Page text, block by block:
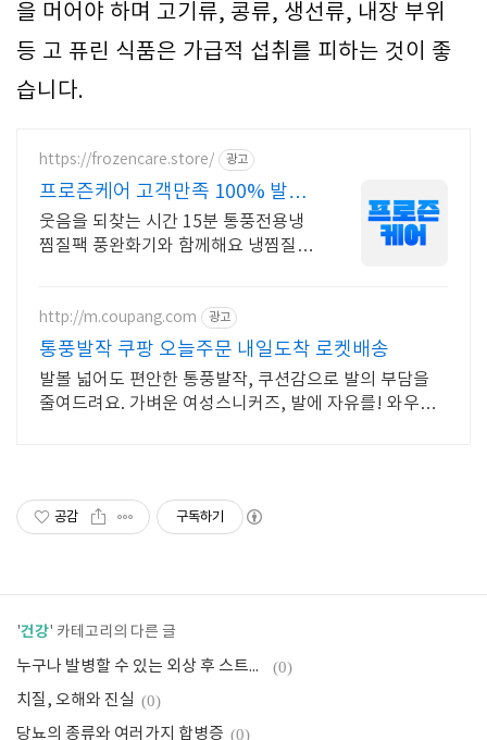
을 머어야 하며 고기류, 콩류, 생선류, 내장 부위
등 고 퓨린 식품은 가급적 섭취를 피하는 것이 좋
습니다.
https://frozencare.store/ 광고
프로즌케어 고객만족 100% 발냉
찜질기
웃음을 되찾는 시간 15분 통풍전용냉
찜질팩 풍완화기와 함께해요 냉찜질은
http://m.coupang.com 광고
통풍발작 쿠팡 오늘주문 내일도착 로켓배송
발볼 넓어도 편안한 통풍발작, 쿠션감으로 발의 부담을
줄여드려요. 가벼운 여성스니커즈, 발에 자유를! 와우회
공감 구독하기
'건강' 카테고리의 다른 글
누구나 발병할 수 있는 외상 후 스트레스 장애 (0)
치질, 오해와 진실 (0)
당뇨의 종류와 여러가지 합병증 (0)